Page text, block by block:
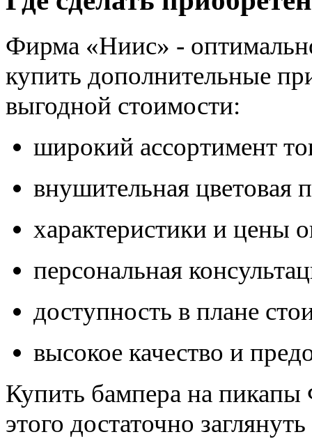
Фирма «Ниис» -
купить дополнительные
выгодной стоимости:
широкий ассортимент
внушительная цветовая
характеристики и цены
персональная
доступность в плане
высокое качество и
Купить бампера на
этого достаточно